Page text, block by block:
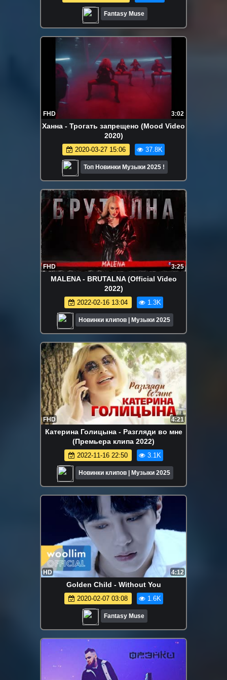
Fantasy Muse
FHD 3:02
Ханна - Трогать запрещено (Mood Video
2020)
2020-03-27 15:06 37.8K
Топ Новинки Музыки 2025 !
FHD 3:25
MALENA - BRUTALNA (Official Video
2022)
2022-02-16 13:04 1.3K
Новинки клипов | Музыки 2025
FHD 4:21
Катерина Голицына - Разгляди во мне
(Премьера клипа 2022)
2022-11-16 22:50 3.1K
Новинки клипов | Музыки 2025
HD 4:12
Golden Child - Without You
2020-02-07 03:08 1.6K
Fantasy Muse